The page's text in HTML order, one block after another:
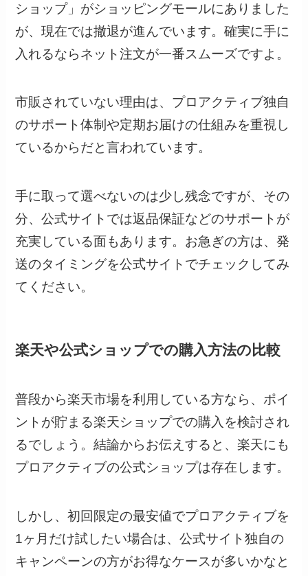
ショップ」がショッピングモールにありました
が、現在では撤退が進んでいます。確実に手に
入れるならネット注文が一番スムーズですよ。
市販されていない理由は、プロアクティブ独自
のサポート体制や定期お届けの仕組みを重視し
ているからだと言われています。
手に取って選べないのは少し残念ですが、その
分、公式サイトでは返品保証などのサポートが
充実している面もあります。お急ぎの方は、発
送のタイミングを公式サイトでチェックしてみ
てください。
楽天や公式ショップでの購入方法の比較
普段から楽天市場を利用している方なら、ポイ
ントが貯まる楽天ショップでの購入を検討され
るでしょう。結論からお伝えすると、楽天にも
プロアクティブの公式ショップは存在します。
しかし、初回限定の最安値でプロアクティブを
1ヶ月だけ試したい場合は、公式サイト独自の
キャンペーンの方がお得なケースが多いかなと